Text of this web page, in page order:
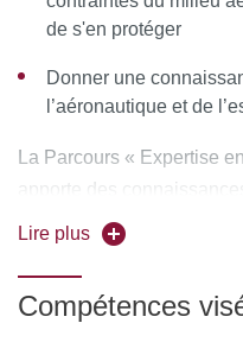
148 heures Parcours
76 heures Parcours
Pour vous inscrire,
de s'en protéger
Donner une
l’aéronautique et de
La Parcours « Expertise
apporte des
spatiale, telles que les
Lire plus
Compétences